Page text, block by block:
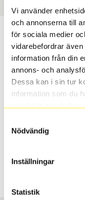
Vi använder
och annonserna till
för sociala medier
vidarebefordrar
information från din
annons- och
Dessa kan i sin tur
information som du
Nödvändig
Inställningar
Statistik
Passar detta
Ange
valt passar din
sättas på dina
gång så att däck
Ibland kan fälgen
fabrik.
S